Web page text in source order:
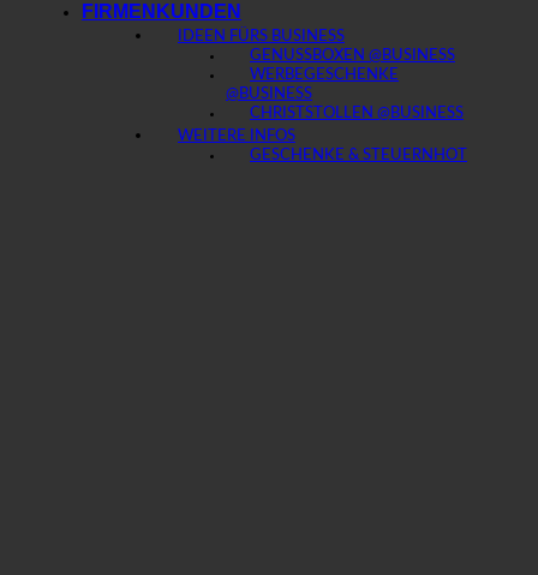
FIRMENKUNDEN
IDEEN FÜRS BUSINESS
GENUSSBOXEN @BUSINESS
WERBEGESCHENKE
@BUSINESS
CHRISTSTOLLEN @BUSINESS
WEITERE INFOS
GESCHENKE & STEUERN